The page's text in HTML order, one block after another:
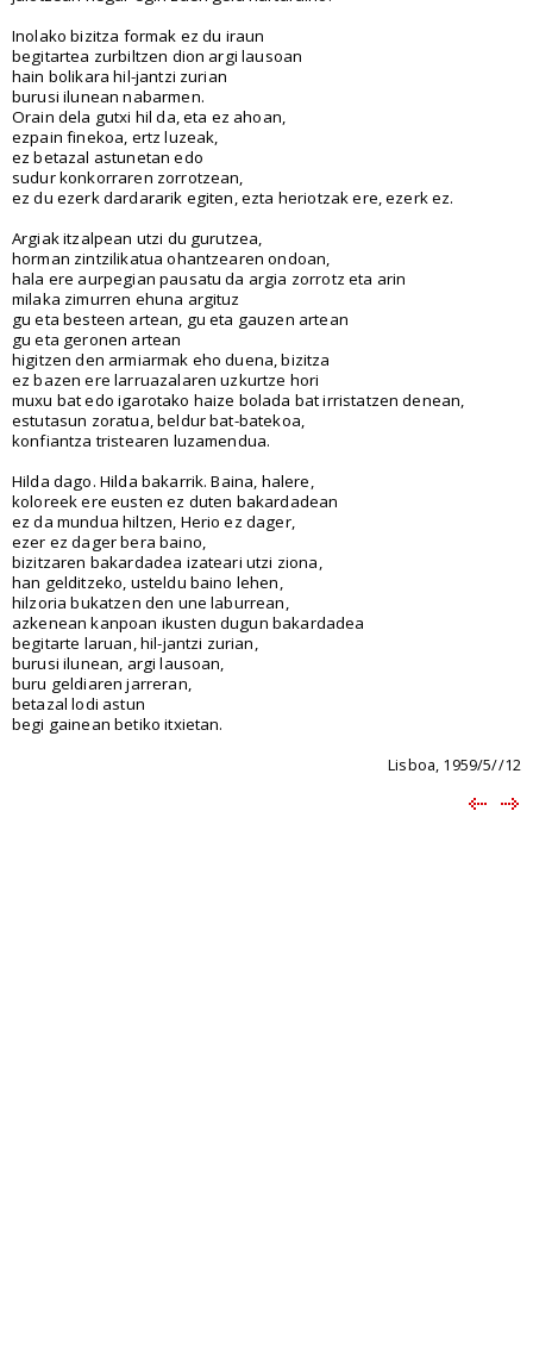
Inolako bizitza formak ez du iraun
begitartea zurbiltzen dion argi lausoan
hain bolikara hil-jantzi zurian
burusi ilunean nabarmen.
Orain dela gutxi hil da, eta ez ahoan,
ezpain finekoa, ertz luzeak,
ez betazal astunetan edo
sudur konkorraren zorrotzean,
ez du ezerk dardararik egiten, ezta heriotzak ere, ezerk ez.
Argiak itzalpean utzi du gurutzea,
horman zintzilikatua ohantzearen ondoan,
hala ere aurpegian pausatu da argia zorrotz eta arin
milaka zimurren ehuna argituz
gu eta besteen artean, gu eta gauzen artean
gu eta geronen artean
higitzen den armiarmak eho duena, bizitza
ez bazen ere larruazalaren uzkurtze hori
muxu bat edo igarotako haize bolada bat irristatzen denean,
estutasun zoratua, beldur bat-batekoa,
konfiantza tristearen luzamendua.
Hilda dago. Hilda bakarrik. Baina, halere,
koloreek ere eusten ez duten bakardadean
ez da mundua hiltzen, Herio ez dager,
ezer ez dager bera baino,
bizitzaren bakardadea izateari utzi ziona,
han gelditzeko, usteldu baino lehen,
hilzoria bukatzen den une laburrean,
azkenean kanpoan ikusten dugun bakardadea
begitarte laruan, hil-jantzi zurian,
burusi ilunean, argi lausoan,
buru geldiaren jarreran,
betazal lodi astun
begi gainean betiko itxietan.
Lisboa, 1959/5//12